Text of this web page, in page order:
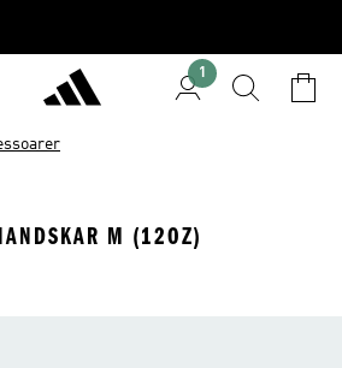
1
M (12OZ)